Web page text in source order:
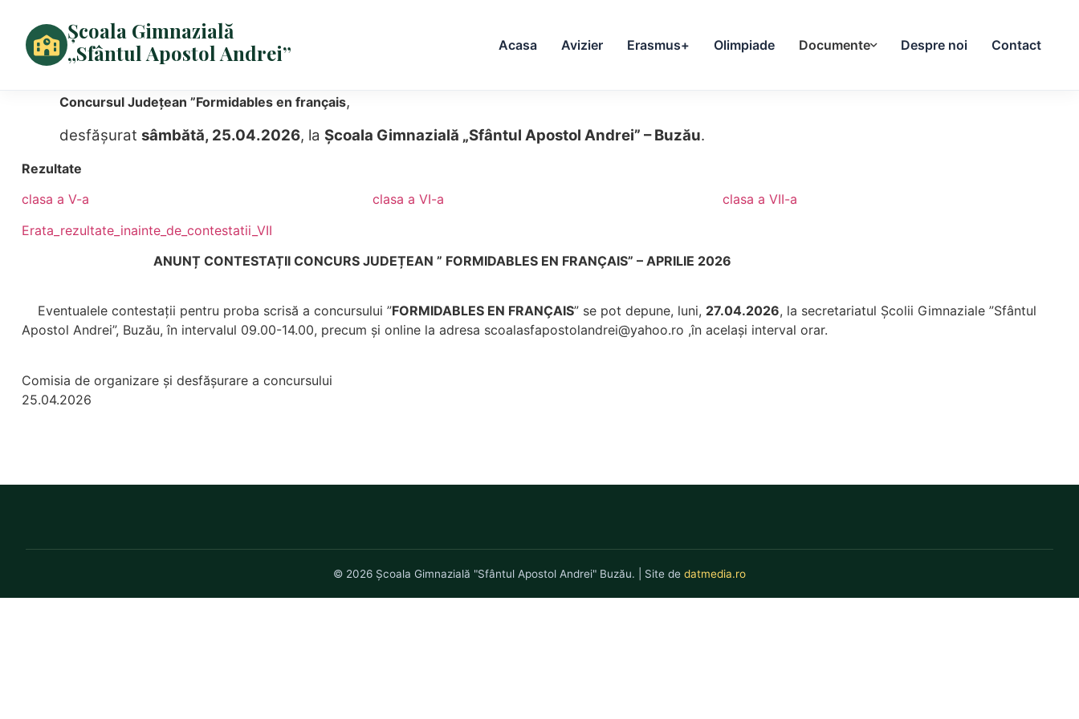
Școala Gimnazială
„Sfântul Apostol Andrei”
Acasa Avizier Erasmus+ Olimpiade Documente Despre noi Contact
Concursul Județean ”Formidables en français,
desfășuratsâmbătă, 25.04.2026, la Școala Gimnazială „Sfântul Apostol Andrei” – Buzău.
Rezultate
clasa a V-a
clasa a VI-a
clasa a VII-a
Erata_rezultate_inainte_de_contestatii_VII
ANUNȚ CONTESTAȚII CONCURS JUDEȚEAN ” FORMIDABLES EN FRANÇAIS” – APRILIE 2026
Eventualele contestații pentru proba scrisă a concursului ”FORMIDABLES EN FRANÇAIS” se pot depune, luni, 27.04.2026, la secretariatul Școlii Gimnaziale ”Sfântul
Apostol Andrei”, Buzău, în intervalul 09.00-14.00, precum și online la adresa scoalasfapostolandrei@yahoo.ro ,în același interval orar.
Comisia de organizare și desfășurare a concursului
25.04.2026
© 2026 Școala Gimnazială "Sfântul Apostol Andrei" Buzău. | Site de datmedia.ro